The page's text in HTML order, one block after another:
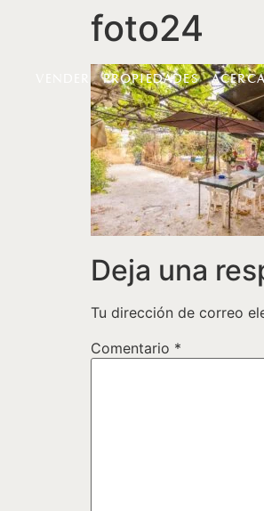
PROPIEDADES
foto24
Deja una
Tu dirección de correo
Comentario *